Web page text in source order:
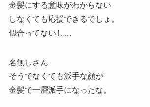
金髪にする意味がわからない
しなくても応援できるでしょ。
似合ってないし…
名無しさん
そうでなくても派手な顔が
金髪で一層派手になったな。